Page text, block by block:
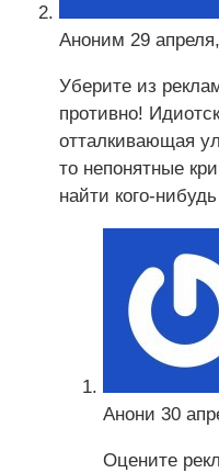
Аноним 29
Уберите из
противно!
отталкивающая
то непонятные
найти кого-
Анони 30
Оцените